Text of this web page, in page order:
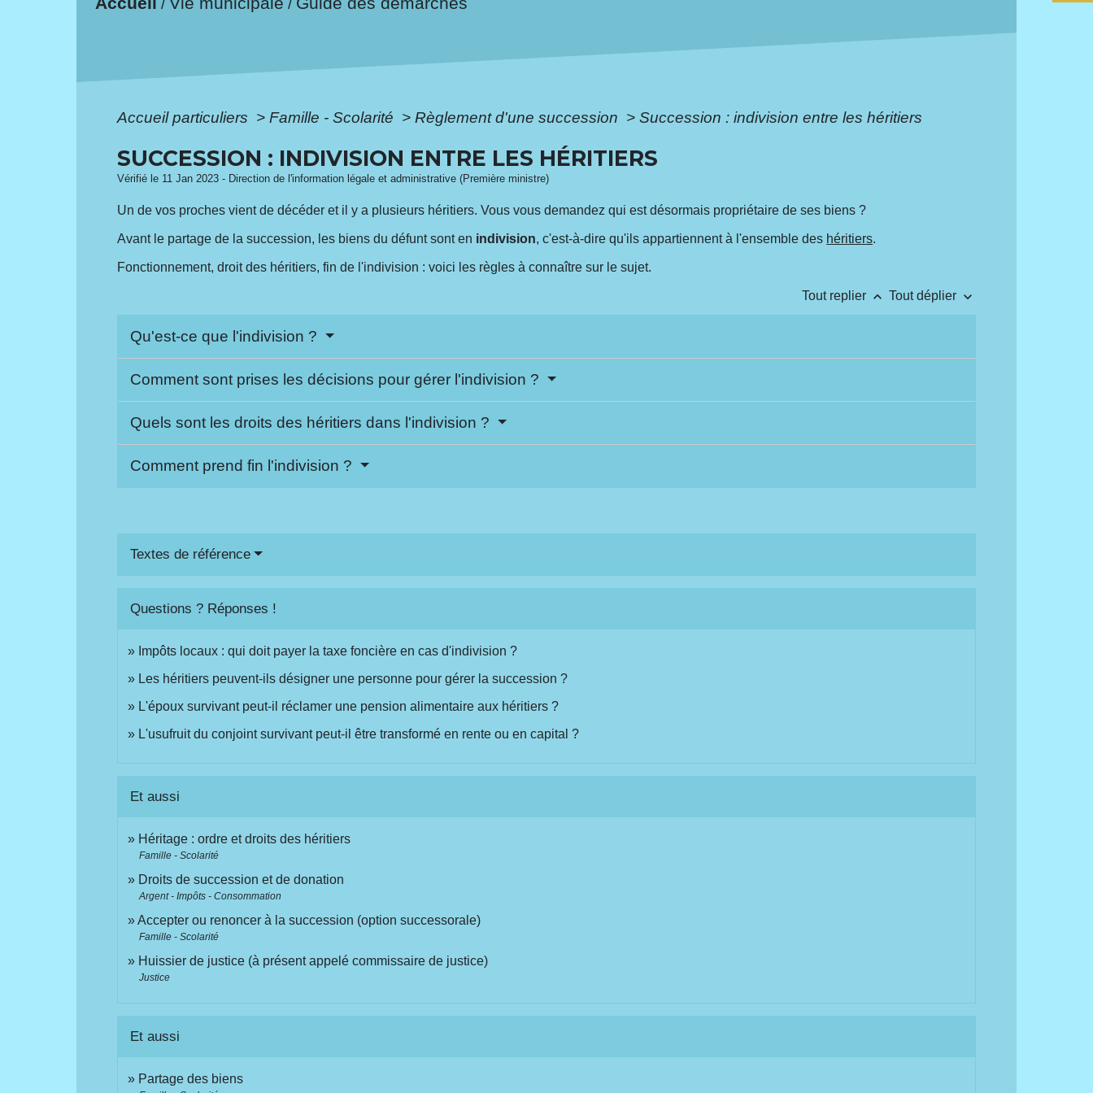
/ /
Accueil particuliers > Famille - Scolarité > Règlement d'une succession > Succession : indivision entre les héritiers
SUCCESSION : INDIVISION ENTRE LES HÉRITIERS
Vérifié le 11 Jan 2023 - Direction de l'information légale et administrative (Première ministre)
Un de vos proches vient de décéder et il y a plusieurs héritiers. Vous vous demandez qui est désormais propriétaire de ses biens ?
Avant le partage de la succession, les biens du défunt sont en indivision, c'est-à-dire qu'ils appartiennent à l'ensemble des héritiers.
Fonctionnement, droit des héritiers, fin de l'indivision : voici les règles à connaître sur le sujet.
Tout replier keyboard_arrow_up Tout déplier keyboard_arrow_down
Qu'est-ce que l'indivision ?
Comment sont prises les décisions pour gérer l'indivision ?
Quels sont les droits des héritiers dans l'indivision ?
Comment prend fin l'indivision ?
Textes de référence
Questions ? Réponses !
Impôts locaux : qui doit payer la taxe foncière en cas d'indivision ?
Les héritiers peuvent-ils désigner une personne pour gérer la succession ?
L'époux survivant peut-il réclamer une pension alimentaire aux héritiers ?
L'usufruit du conjoint survivant peut-il être transformé en rente ou en capital ?
Et aussi
Héritage : ordre et droits des héritiers
Famille - Scolarité
Droits de succession et de donation
Argent - Impôts - Consommation
Accepter ou renoncer à la succession (option successorale)
Famille - Scolarité
Huissier de justice (à présent appelé commissaire de justice)
Justice
Et aussi
Partage des biens